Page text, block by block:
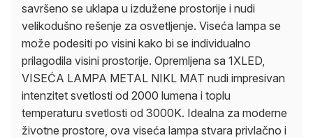
savršeno se uklapa u izdužene prostorije i nudi
velikodušno rešenje za osvetljenje. Viseća lampa se
može podesiti po visini kako bi se individualno
prilagodila visini prostorije. Opremljena sa 1XLED,
VISEĆA LAMPA METAL NIKL MAT nudi impresivan
intenzitet svetlosti od 2000 lumena i toplu
temperaturu svetlosti od 3000K. Idealna za moderne
životne prostore, ova viseća lampa stvara privlačno i